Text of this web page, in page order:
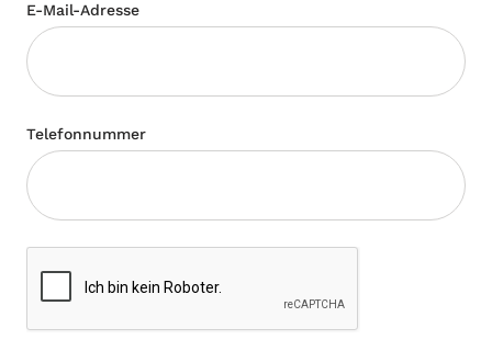
E-Mail-Adresse
Telefonnummer